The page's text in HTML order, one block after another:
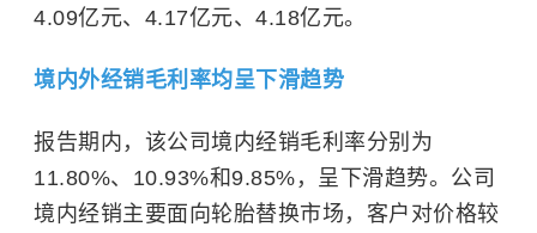
4.09亿元、4.17亿元、4.18亿元。
境内外经销毛利率均呈下滑趋势
报告期内，该公司境内经销毛利率分别为
11.80%、10.93%和9.85%，呈下滑趋势。公司
境内经销主要面向轮胎替换市场，客户对价格较